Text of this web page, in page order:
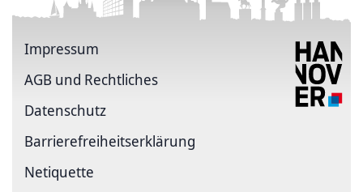
Impressum
AGB und Rechtliches
Datenschutz
Barriere­freiheits­erklärung
Netiquette